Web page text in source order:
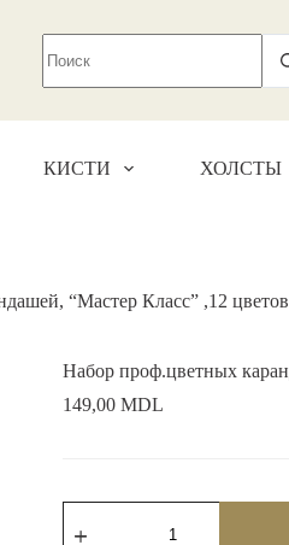
КИСТИ ХОЛСТЫ
“Мастер Класс” ,12
Набор проф.цветных
149,00 MDL
товара